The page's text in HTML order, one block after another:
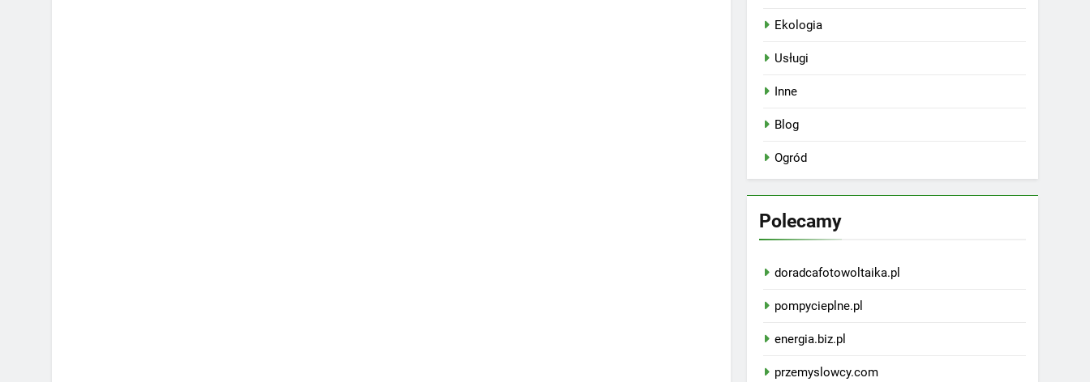
Ekologia
Usługi
Inne
Blog
Ogród
Polecamy
doradcafotowoltaika.pl
pompycieplne.pl
energia.biz.pl
przemyslowcy.com